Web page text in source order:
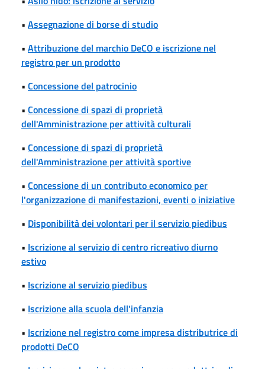
• Assegnazione di borse di studio
• Attribuzione del marchio DeCO e iscrizione nel
registro per un prodotto
• Concessione del patrocinio
• Concessione di spazi di proprietà
dell'Amministrazione per attività culturali
• Concessione di spazi di proprietà
dell'Amministrazione per attività sportive
• Concessione di un contributo economico per
l'organizzazione di manifestazioni, eventi o iniziative
• Disponibilità dei volontari per il servizio piedibus
• Iscrizione al servizio di centro ricreativo diurno
estivo
• Iscrizione al servizio piedibus
• Iscrizione alla scuola dell'infanzia
• Iscrizione nel registro come impresa distributrice di
prodotti DeCO